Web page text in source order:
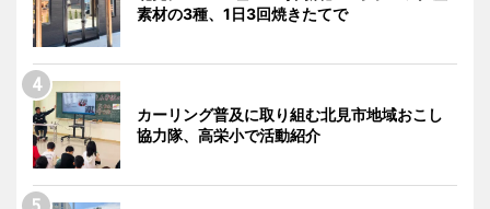
素材の3種、1日3回焼きたてで
カーリング普及に取り組む北見市地域おこし
協力隊、高栄小で活動紹介